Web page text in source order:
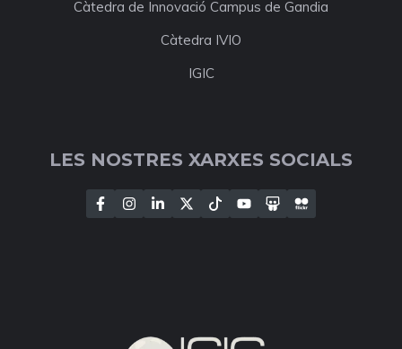
Càtedra de Innovació Campus de Gandia
Càtedra IVIO
IGIC
LES NOSTRES XARXES SOCIALS